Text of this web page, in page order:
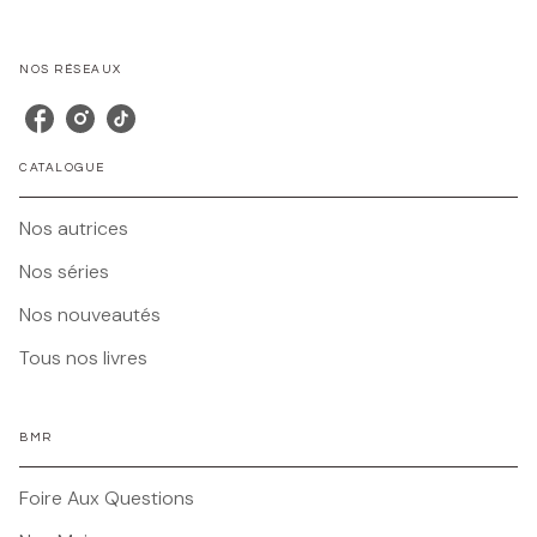
NOS RÉSEAUX
CATALOGUE
Nos autrices
Nos séries
Nos nouveautés
Tous nos livres
BMR
Foire Aux Questions